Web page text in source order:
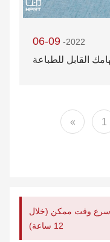
06-09 -2022
القابل للطباعة
« 1
وقت ممكن (خلال
12 ساعة)